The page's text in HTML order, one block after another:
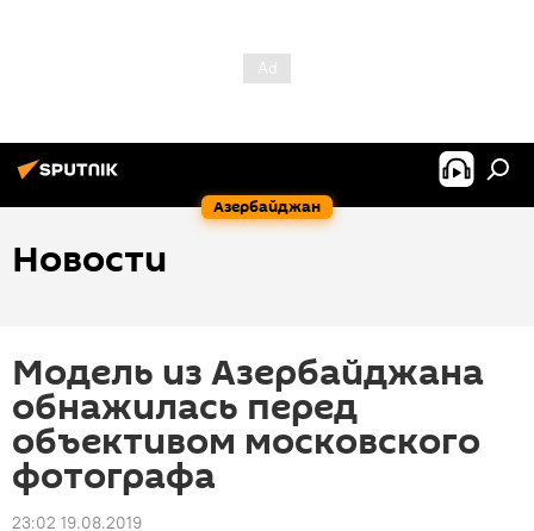
Азербайджан
Новости
Модель из Азербайджана
обнажилась перед
объективом московского
фотографа
23:02 19.08.2019